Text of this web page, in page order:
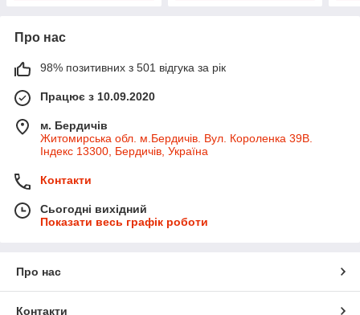
Про нас
98% позитивних з 501 відгука за рік
Працює з 10.09.2020
м. Бердичів
Житомирська обл. м.Бердичів. Вул. Короленка 39В.
Індекс 13300, Бердичів, Україна
Контакти
Сьогодні вихідний
Показати весь графік роботи
Про нас
Контакти